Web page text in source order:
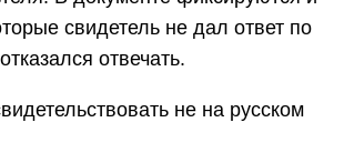
свидетель не дал ответ по
отвечать.
не на русском